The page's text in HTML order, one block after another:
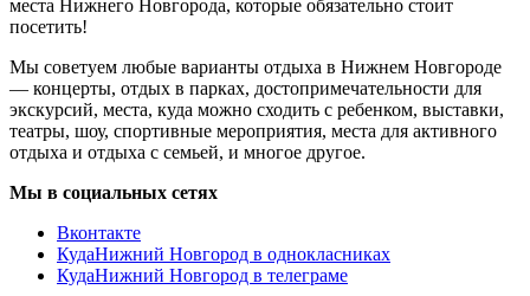
места Нижнего Новгорода, которые обязательно стоит
посетить!
Мы советуем любые варианты отдыха в Нижнем Новгороде
— концерты, отдых в парках, достопримечательности для
экскурсий, места, куда можно сходить с ребенком, выставки,
театры, шоу, спортивные мероприятия, места для активного
отдыха и отдыха с семьей, и многое другое.
Мы в социальных сетях
Вконтакте
КудаНижний Новгород в однокласниках
КудаНижний Новгород в телеграме